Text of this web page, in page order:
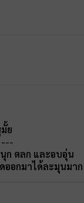
ย
ก ตลก และอบอุ่น
ออกมาได้ละมุนมาก